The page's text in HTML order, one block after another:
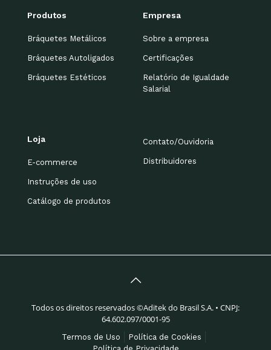
Produtos
Bráquetes Metálicos
Bráquetes Autoligados
Bráquetes Estéticos
Empresa
Sobre a empresa
Certificações
Relatório de Igualdade
Salarial
Loja
E-commerce
Instruções de uso
Catálogo de produtos
Contato/Ouvidoria
Distribuidores
Todos os direitos reservados ©Aditek do Brasil S.A. • CNPJ:
64.602.097/0001-95
Termos de Uso
Política de Cookies